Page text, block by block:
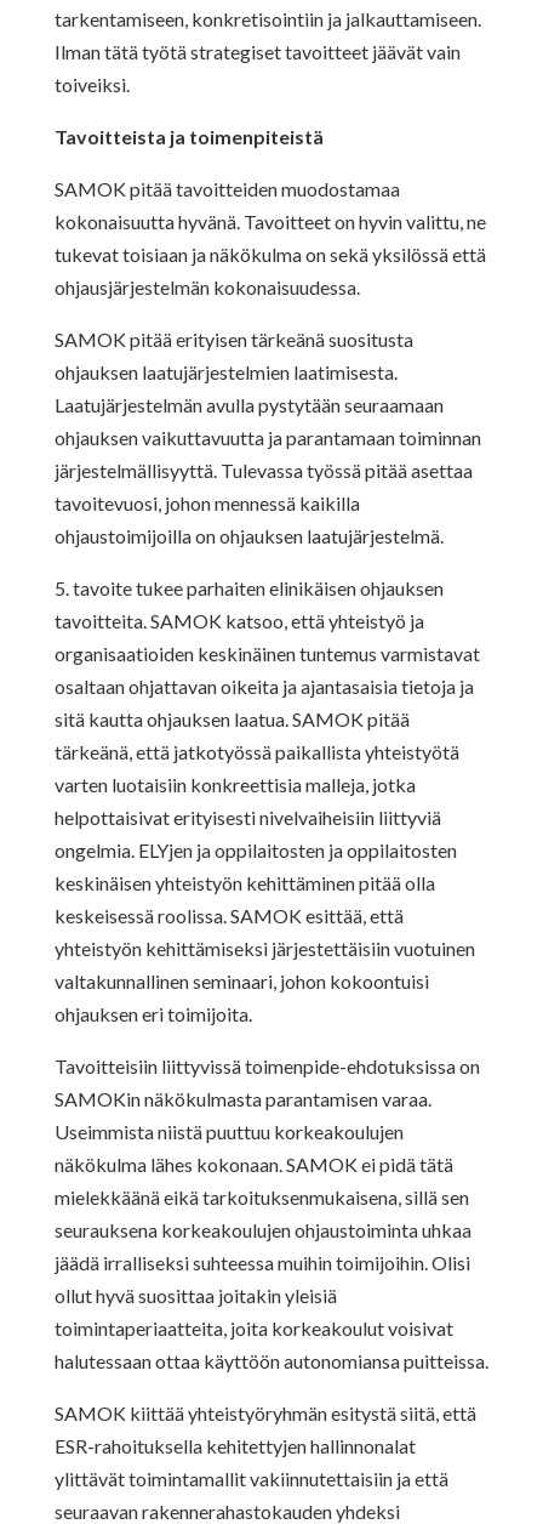
tarkentamiseen, konkretisointiin ja jalkauttamiseen.
Ilman tätä työtä strategiset tavoitteet jäävät vain
toiveiksi.
Tavoitteista ja toimenpiteistä
SAMOK pitää tavoitteiden muodostamaa
kokonaisuutta hyvänä. Tavoitteet on hyvin valittu, ne
tukevat toisiaan ja näkökulma on sekä yksilössä että
ohjausjärjestelmän kokonaisuudessa.
SAMOK pitää erityisen tärkeänä suositusta
ohjauksen laatujärjestelmien laatimisesta.
Laatujärjestelmän avulla pystytään seuraamaan
ohjauksen vaikuttavuutta ja parantamaan toiminnan
järjestelmällisyyttä. Tulevassa työssä pitää asettaa
tavoitevuosi, johon mennessä kaikilla
ohjaustoimijoilla on ohjauksen laatujärjestelmä.
5. tavoite tukee parhaiten elinikäisen ohjauksen
tavoitteita. SAMOK katsoo, että yhteistyö ja
organisaatioiden keskinäinen tuntemus varmistavat
osaltaan ohjattavan oikeita ja ajantasaisia tietoja ja
sitä kautta ohjauksen laatua. SAMOK pitää
tärkeänä, että jatkotyössä paikallista yhteistyötä
varten luotaisiin konkreettisia malleja, jotka
helpottaisivat erityisesti nivelvaiheisiin liittyviä
ongelmia. ELYjen ja oppilaitosten ja oppilaitosten
keskinäisen yhteistyön kehittäminen pitää olla
keskeisessä roolissa. SAMOK esittää, että
yhteistyön kehittämiseksi järjestettäisiin vuotuinen
valtakunnallinen seminaari, johon kokoontuisi
ohjauksen eri toimijoita.
Tavoitteisiin liittyvissä toimenpide-ehdotuksissa on
SAMOKin näkökulmasta parantamisen varaa.
Useimmista niistä puuttuu korkeakoulujen
näkökulma lähes kokonaan. SAMOK ei pidä tätä
mielekkäänä eikä tarkoituksenmukaisena, sillä sen
seurauksena korkeakoulujen ohjaustoiminta uhkaa
jäädä irralliseksi suhteessa muihin toimijoihin. Olisi
ollut hyvä suosittaa joitakin yleisiä
toimintaperiaatteita, joita korkeakoulut voisivat
halutessaan ottaa käyttöön autonomiansa puitteissa.
SAMOK kiittää yhteistyöryhmän esitystä siitä, että
ESR-rahoituksella kehitettyjen hallinnonalat
ylittävät toimintamallit vakiinnutettaisiin ja että
seuraavan rakennerahastokauden yhdeksi